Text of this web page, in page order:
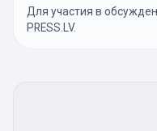
Для участия в
PRESS.LV.